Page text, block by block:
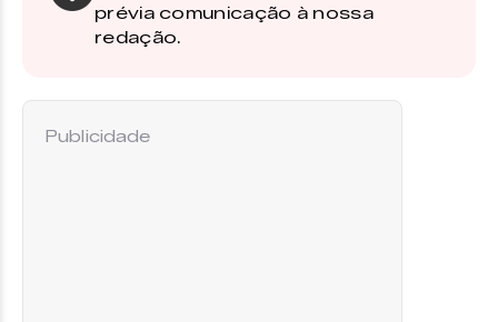
prévia comunicação à nossa
redação.
Publicidade